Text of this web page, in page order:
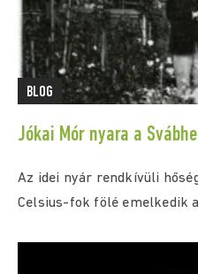
BLOG
Jókai Mór nyara a
Az idei nyár rendkívüli
Celsius-fok fölé emelkedik